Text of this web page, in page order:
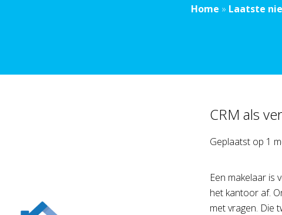
Home » Laatste
CRM als
Geplaatst op 1
Een makelaar is
het kantoor af.
met vragen. Die